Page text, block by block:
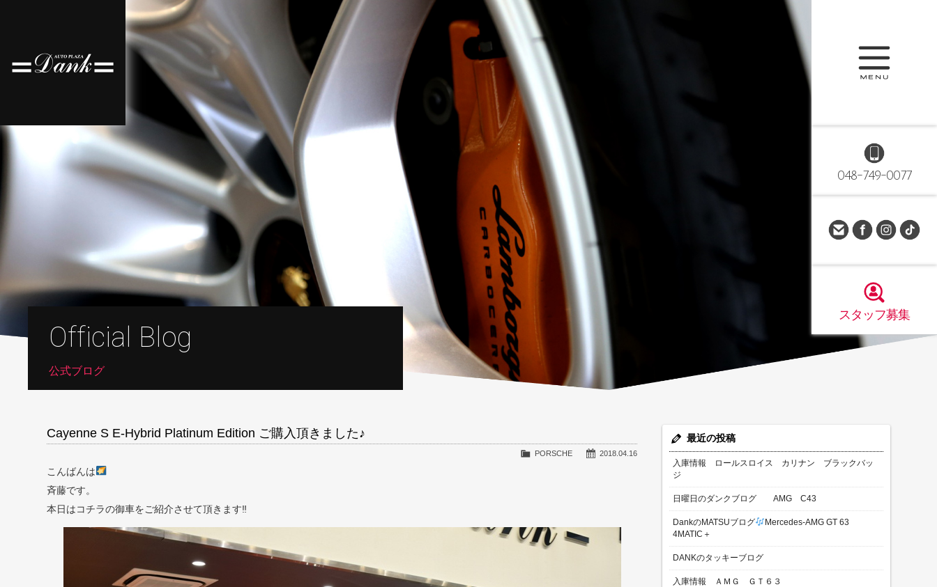
048-749-0077
スタッフ募集
Official Blog
公式ブログ
Cayenne S E-Hybrid Platinum Edition ご購入頂きました♪
2018.04.16
PORSCHE
こんばんは
斉藤です。
本日はコチラの御車をご紹介させて頂きます‼
最近の投稿
入庫情報 ロールスロイス カリナン ブラックバッ
ジ
日曜日のダンクブログ AMG C43
DankのMATSUブログ
Mercedes-AMG GT 63
4MATIC＋
DANKのタッキーブログ
入庫情報 ＡＭＧ ＧＴ６３